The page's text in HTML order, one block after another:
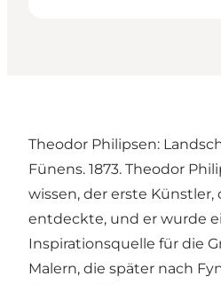
Theodor Philipsen:
Fünens. 1873. Theodor
wissen, der erste Künstler,
entdeckte, und er wurde
Inspirationsquelle für die
Malern, die später nach